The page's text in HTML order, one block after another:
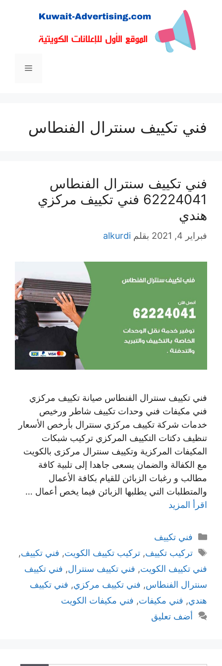
المحتوى
القائمة
فني تكييف سنترال الفنطاس
فني تكييف سنترال الفنطاس
62224041 فني تكييف مركزي
هندي
فبراير 4, 2021 بقلم alkurdi
فني تكييف سنترال الفنطاس صيانة تكييف مركزي
فني مكيفات فني وحدات تكييف شاطر ورخيص
خدمات شركة تكييف مركزي سنترال بأرخص الأسعار
تنظيف دكتات التكييف المركزي تركيب شبكات
المكيفات المركزية وتكييف سنترال مركزى بالكويت
مع الكفالة والضمان يسعى جاهدا إلى تلبية كافة
مطالب و رغبات الزبائن للقيام بكافة الأعمال
والمتطلبات التي يطلبها الزبائن فيما يخص أعمال …
اقرأ المزيد
التصنيفات
فني تكييف
الوسوم
تركيب تكييف, تركيب تكييف الكويت, فني تكييف,
فني تكييف الكويت, فني تكييف سنترال, فني تكييف
سنترال الفنطاس, فني تكييف مركزي, فني تكييف
هندي, فني مكيفات, فني مكيفات الكويت
أضف تعليق